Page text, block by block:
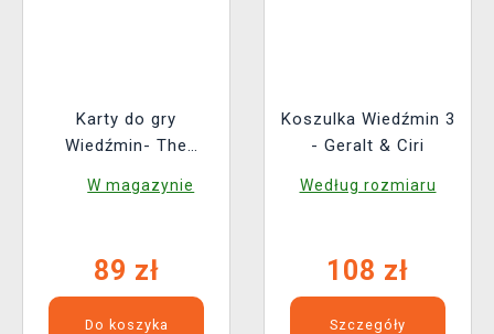
Karty do gry
Wiedźmin- The
W magazynie
89 zł
Do koszyka
Koszulka Wiedźmin 3
- Geralt & Ciri
Według rozmiaru
108 zł
Szczegóły